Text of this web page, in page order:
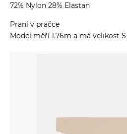
72% Nylon 28% Elastan
Praní v pračce
Model měří 1.76m a má velikost S